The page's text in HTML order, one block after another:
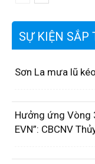
SỰ KIỆN SẮP
Sơn La mưa lũ
Hưởng ứng Vòng
EVN”: CBCNV